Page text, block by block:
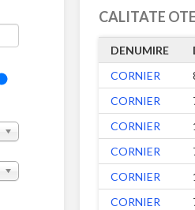
CALITATE
DENUMIRE
CORNIER
CORNIER
CORNIER
CORNIER
CORNIER
CORNIER